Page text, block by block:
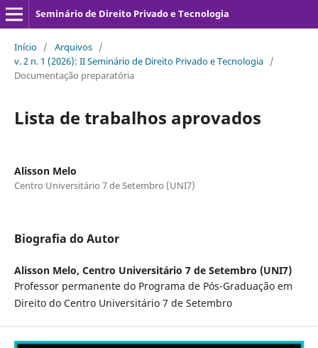
Seminário de Direito Privado e Tecnologia
Início / Arquivos /
v. 2 n. 1 (2026): II Seminário de Direito Privado e Tecnologia /
Documentação preparatória
Lista de trabalhos aprovados
Alisson Melo
Centro Universitário 7 de Setembro (UNI7)
Biografia do Autor
Alisson Melo, Centro Universitário 7 de Setembro (UNI7)
Professor permanente do Programa de Pós-Graduação em
Direito do Centro Universitário 7 de Setembro